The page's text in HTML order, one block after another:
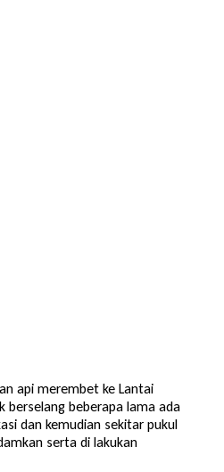
api merembet ke Lantai
berselang beberapa lama ada
dan kemudian sekitar pukul
serta di lakukan